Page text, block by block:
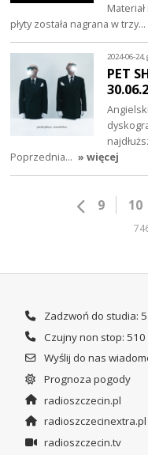
płyty została nagrana w trzy…
2024-06-
PET
Poprzednia… » więcej
9 10
Zadzwoń do studia:
Czujny non stop: 510
Wyślij do nas
Prognoza pogody
radioszczecin.pl
radioszczecinextra.pl
radioszczecin.tv